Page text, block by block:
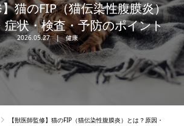
】猫のFIP（猫伝染性腹膜炎）
症状・検査・予防のポイント
2026.05.27 健康
【獣医師監修】猫のFIP（猫伝染性腹膜炎）とは？原因・